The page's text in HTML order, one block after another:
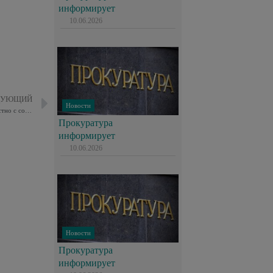
информирует
10.06.2026
Новости
Прокуратура
информирует
10.06.2026
Новости
Прокуратура
информирует